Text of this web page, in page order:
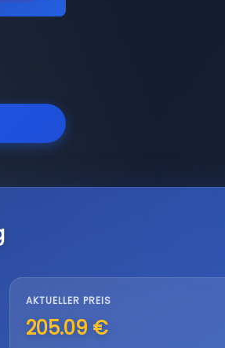
AKTUELLER PREIS
205.09 €